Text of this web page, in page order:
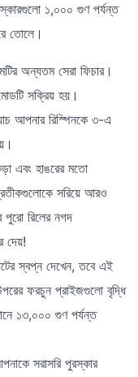
১,০০০ গুণ পর্যন্ত
তোলে।
অন্যতম সেরা ফিচার।
সক্রিয় হয়।
আপনার রিস্পিনকে ৩-এ
এবং হাঙরের মতো
সরিয়ে আরও
পুরো রিলের নগদ
দেয়!
স্বপ্ন দেখেন, তবে এই
ফরচুন প্রাইজগুলো বৃদ্ধি
১৩,০০০ গুণ পর্যন্ত
সরাসরি পুরস্কার